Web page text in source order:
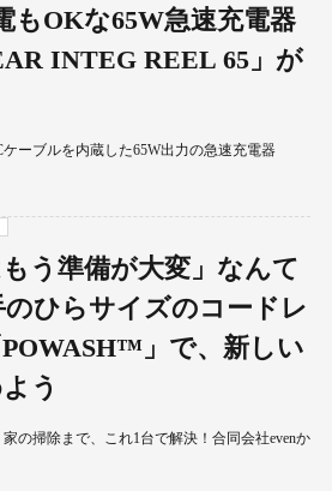
もOKな65W急速充電器
INTEG REEL 65」が
ーブルを内蔵した65W出力の急速充電器
もう準備が大変」なんて
ひらサイズのコードレ
」で、新しい
う
の掃除まで、これ1台で解決！合同会社evenか